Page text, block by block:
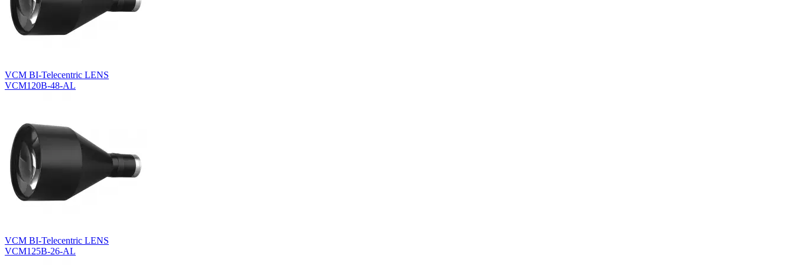
VCM BI-Telecentric LENS
VCM120B-48-AL
VCM BI-Telecentric LENS
VCM125B-26-AL